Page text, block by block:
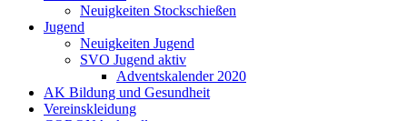
Neuigkeiten Stockschießen
Jugend
Neuigkeiten Jugend
SVO Jugend aktiv
Adventskalender 2020
AK Bildung und Gesundheit
Vereinskleidung